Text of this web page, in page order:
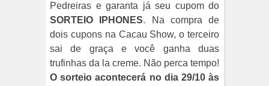
Pedreiras e garanta já seu cupom do
SORTEIO IPHONES. Na compra de
dois cupons na Cacau Show, o terceiro
sai de graça e você ganha duas
trufinhas da la creme. Não perca tempo!
O sorteio acontecerá no dia 29/10 às